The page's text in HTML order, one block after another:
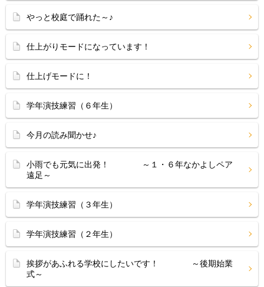
やっと校庭で踊れた～♪
仕上がりモードになっています！
仕上げモードに！
学年演技練習（６年生）
今月の読み聞かせ♪
小雨でも元気に出発！ ～１・６年なかよしペア
遠足～
学年演技練習（３年生）
学年演技練習（２年生）
挨拶があふれる学校にしたいです！ ～後期始業
式～